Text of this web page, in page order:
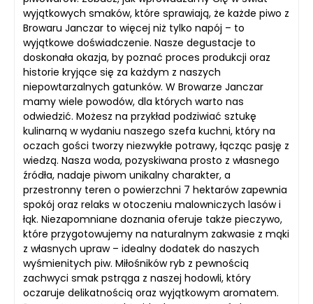
wyjątkowych smaków, które sprawiają, że każde piwo z
Browaru Janczar to więcej niż tylko napój – to
wyjątkowe doświadczenie. Nasze degustacje to
doskonała okazja, by poznać proces produkcji oraz
historie kryjące się za każdym z naszych
niepowtarzalnych gatunków. W Browarze Janczar
mamy wiele powodów, dla których warto nas
odwiedzić. Możesz na przykład podziwiać sztukę
kulinarną w wydaniu naszego szefa kuchni, który na
oczach gości tworzy niezwykłe potrawy, łącząc pasję z
wiedzą. Nasza woda, pozyskiwana prosto z własnego
źródła, nadaje piwom unikalny charakter, a
przestronny teren o powierzchni 7 hektarów zapewnia
spokój oraz relaks w otoczeniu malowniczych lasów i
łąk. Niezapomniane doznania oferuje także pieczywo,
które przygotowujemy na naturalnym zakwasie z mąki
z własnych upraw – idealny dodatek do naszych
wyśmienitych piw. Miłośników ryb z pewnością
zachwyci smak pstrąga z naszej hodowli, który
oczaruje delikatnością oraz wyjątkowym aromatem.